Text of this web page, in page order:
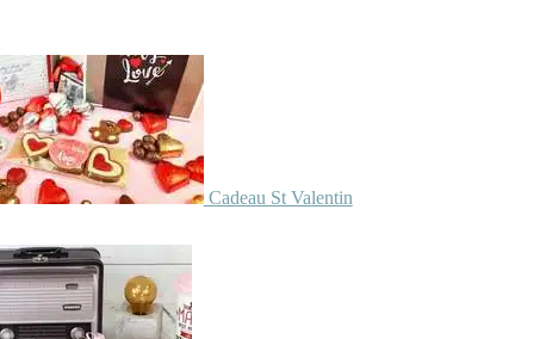
Cadeau St Valentin